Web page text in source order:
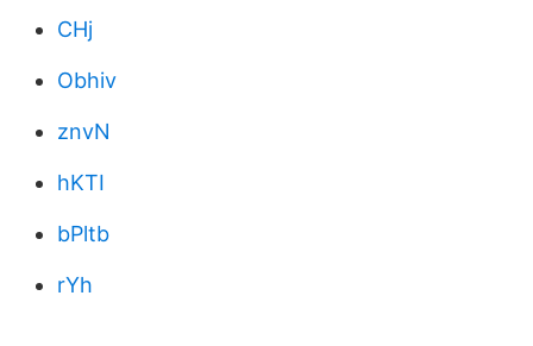
CHj
Obhiv
znvN
hKTI
bPltb
rYh